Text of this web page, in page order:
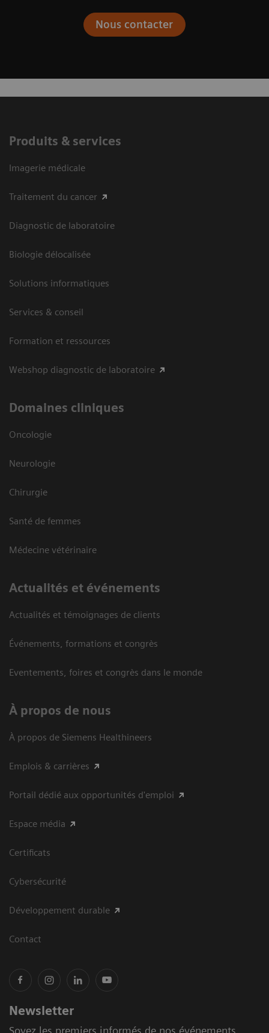
Nous contacter
Produits & services
Imagerie médicale
Traitement du cancer
Diagnostic de laboratoire
Biologie délocalisée
Solutions informatiques
Services & conseil
Formation et ressources
Webshop diagnostic de laboratoire
Domaines cliniques
Oncologie
Neurologie
Chirurgie
Santé de femmes
Médecine vétérinaire
Actualités et événements
Actualités et témoignages de clients
Événements, formations et congrès
Eventements, foires et congrès dans le monde
À propos de nous
À propos de Siemens Healthineers
Emplois & carrières
Portail dédié aux opportunités d'emploi
Espace média
Certificats
Cybersécurité
Développement durable
Contact
Newsletter
Soyez les premiers informés de nos événements,